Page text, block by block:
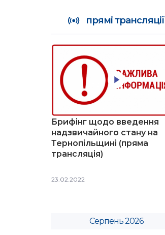
прямі трансляції
Брифінг щодо введення
надзвичайного стану на
Тернопільщині (пряма
трансляція)
23.02.2022
Серпень 2026